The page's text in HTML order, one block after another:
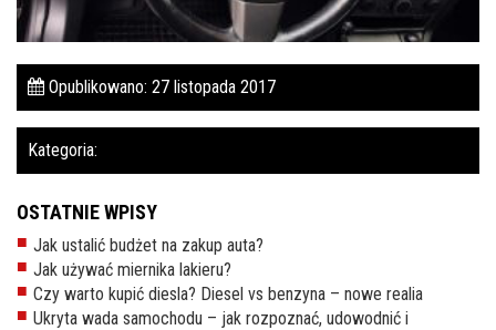
Pomoc w znalezieniu auta w Polsce
Wyszukiwanie samochodu w ogłoszeniach
Kim jesteśmy
Blog
Cennik
Kontakt
Opublikowano: 27 listopada 2017
Kategoria:
OSTATNIE WPISY
Jak ustalić budżet na zakup auta?
Jak używać miernika lakieru?
Czy warto kupić diesla? Diesel vs benzyna – nowe realia
Ukryta wada samochodu – jak rozpoznać, udowodnić i